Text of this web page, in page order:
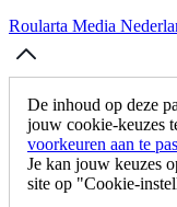
Roularta Media
De inhoud op deze
jouw cookie-keuzes
voorkeuren aan te
Je kan jouw keuzes
site op "Cookie-